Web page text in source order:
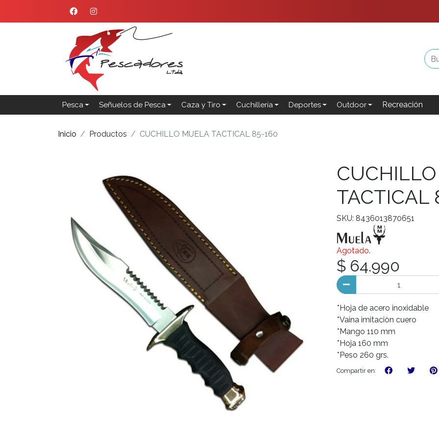
Pesca Señuelos de Pesca Caza y Tiro Cuchillería Deportes Outdoor Recreación
Inicio Productos CUCHILLO MUELA TACTICAL 85-160
TACTICAL
SKU: 8436013870651
Agotado.
$ 64.990
*Hoja de acero inoxidable
*Vaina imitaciòn cuero
*Mango 110 mm
*Hoja 160 mm
*Peso 260 grs.
Compartir en: